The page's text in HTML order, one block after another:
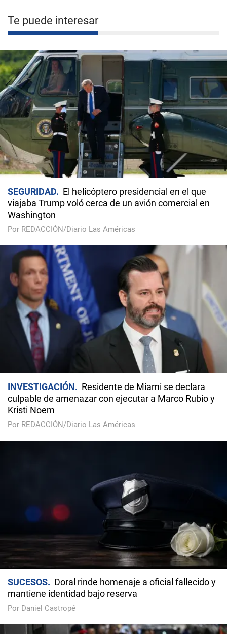
Te puede interesar
SEGURIDAD
El helicóptero presidencial en el que
viajaba Trump voló cerca de un avión comercial en
Washington
Por REDACCIÓN/Diario Las Américas
INVESTIGACIÓN
Residente de Miami se declara
culpable de amenazar con ejecutar a Marco Rubio y
Kristi Noem
Por REDACCIÓN/Diario Las Américas
SUCESOS
Doral rinde homenaje a oficial fallecido y
mantiene identidad bajo reserva
Por Daniel Castropé